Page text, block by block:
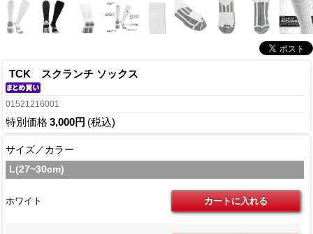
TCK スクランチ ソックス
01521216001
特別価格 3,000円 (税込)
サイズ／カラー
L(27~30cm)
ホワイト